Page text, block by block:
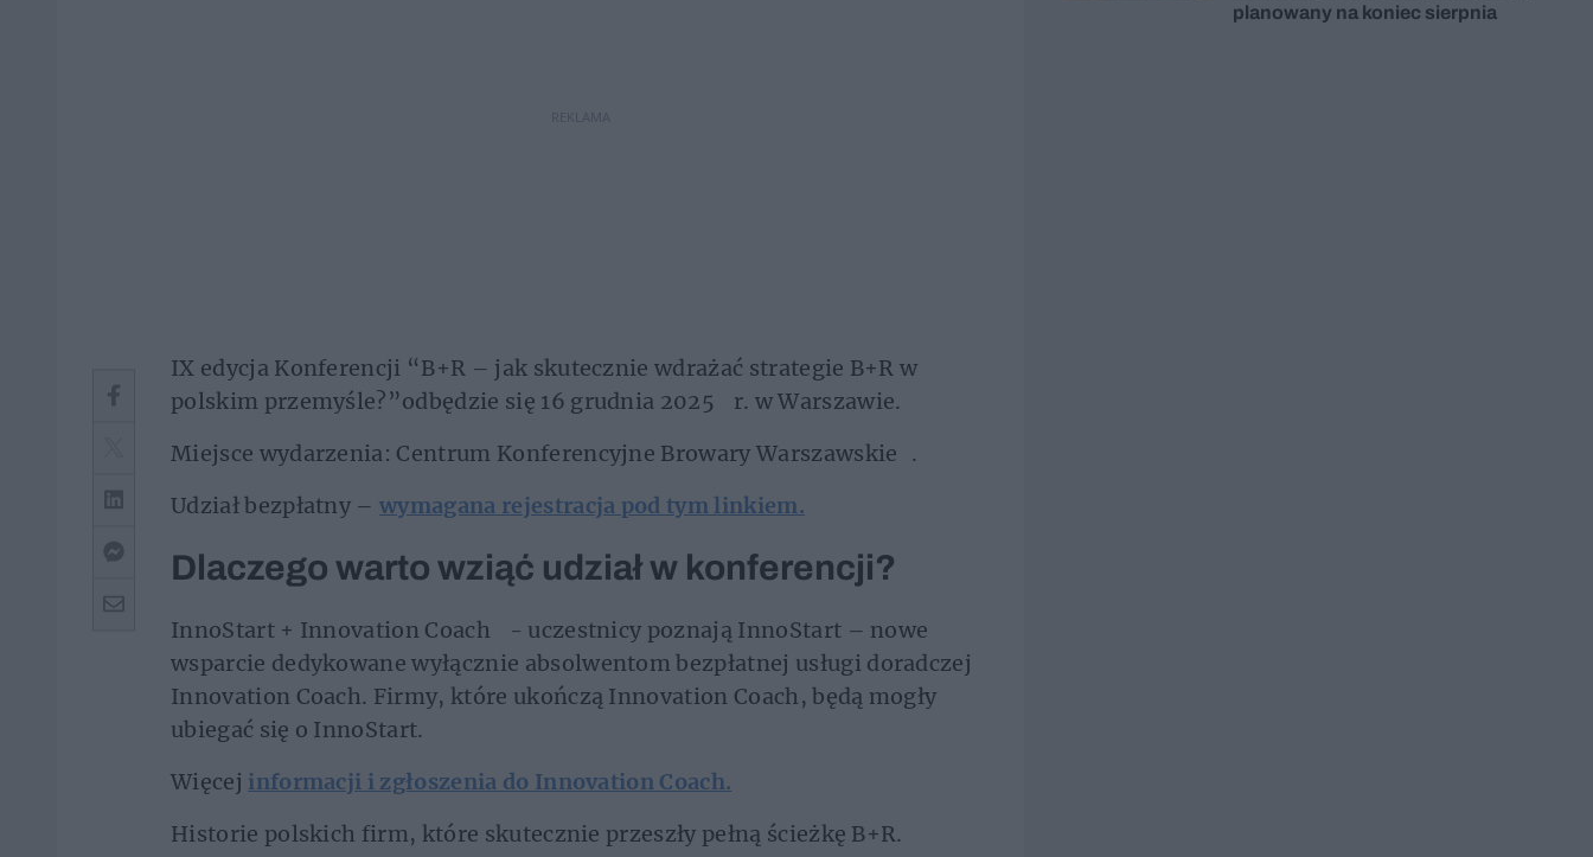
REKLAMA
IX edycja Konferencji “B+R – jak skutecznie wdrażać strategie B+R w
polskim przemyśle?”odbędzie się 16 grudnia 2025 r. w Warszawie.
Miejsce wydarzenia: Centrum Konferencyjne Browary Warszawskie .
Udział bezpłatny – wymagana rejestracja pod tym linkiem.
Dlaczego warto wziąć udział w konferencji?
InnoStart + Innovation Coach - uczestnicy poznają InnoStart – nowe
wsparcie dedykowane wyłącznie absolwentom bezpłatnej usługi doradczej
Innovation Coach. Firmy, które ukończą Innovation Coach, będą mogły
ubiegać się o InnoStart.
Więcej informacji i zgłoszenia do Innovation Coach.
Historie polskich firm, które skutecznie przeszły pełną ścieżkę B+R.
planowany na koniec sierpnia